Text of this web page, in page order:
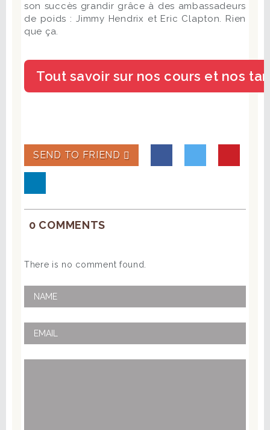
son succès grandir grâce à des ambassadeurs
de poids : Jimmy Hendrix et Eric Clapton. Rien
que ça.
SEND TO FRIEND
0 COMMENTS
There is no comment found.